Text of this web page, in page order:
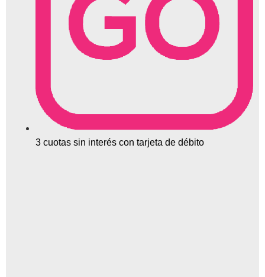
3 cuotas sin interés con tarjeta de débito